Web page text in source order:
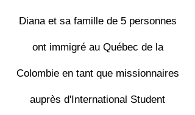
Diana et sa famille de 5 personnes
ont immigré au Québec de la
Colombie en tant que missionnaires
auprès d'International Student